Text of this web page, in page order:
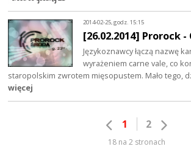
2014-02-25, godz. 15:15
[26.02.2014] Prorock
Językoznawcy łączą nazwę
wyrażeniem carne vale, co
staropolskim zwrotem mięsopustem. Mało tego,
więcej
1 2
18 na 2 stronach